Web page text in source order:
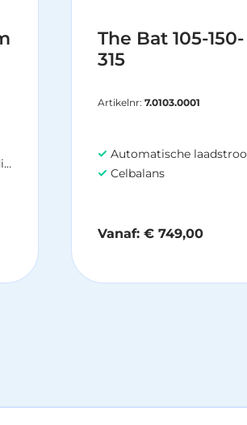
The Bat 105-150-
315
Artikelnr: 7.0103.0001
Automatische laadstroomaanpassing tot -10°C,
Celbalans
Vanaf: €749,00